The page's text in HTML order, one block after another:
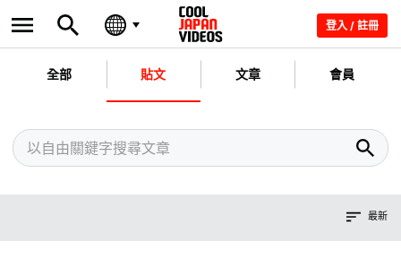
登入 / 註冊
全部 貼文 文章 會員
最新